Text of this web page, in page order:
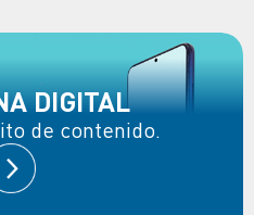
DIGITAL
de contenido.